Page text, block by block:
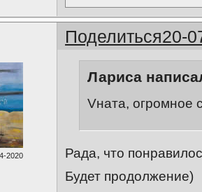
Поделиться20-
2020
Лариса
Vната, огромное
Рада, что
Будет продолжение)